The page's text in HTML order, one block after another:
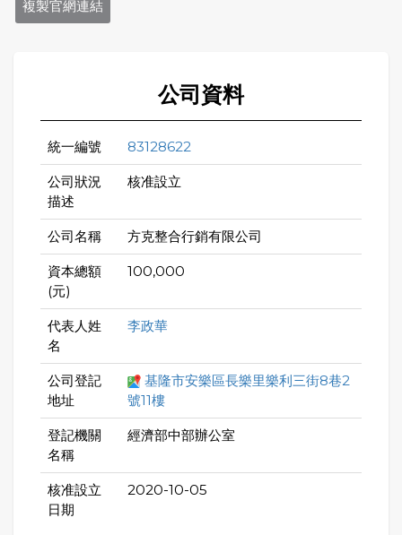
複製官網連結
公司資料
統一編號 83128622
公司狀況
描述
核准設立
公司名稱 方克整合行銷有限公司
資本總額
(元)
100,000
代表人姓
名
李政華
公司登記
地址
基隆市安樂區長樂里樂利三街8巷2
號11樓
登記機關
名稱
經濟部中部辦公室
核准設立
日期
2020-10-05